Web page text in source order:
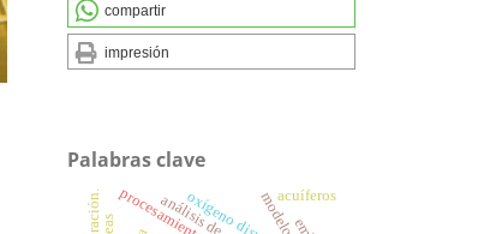
compartir
impresión
Palabras clave
acuíferos